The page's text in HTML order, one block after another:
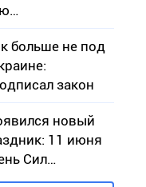
Украины
больше не под
закон
новый
11 июня
Сил
систем